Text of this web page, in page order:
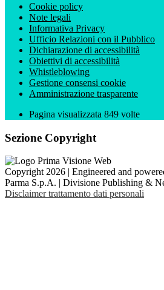
Cookie policy
Note legali
Informativa Privacy
Ufficio Relazioni con il Pubblico
Dichiarazione di accessibilità
Obiettivi di accessibilità
Whistleblowing
Gestione consensi cookie
Amministrazione trasparente
Pagina visualizzata 849 volte
Sezione Copyright
Copyright 2026 | Engineered and
Parma S.p.A. | Divisione Publishing &
Disclaimer trattamento dati personali